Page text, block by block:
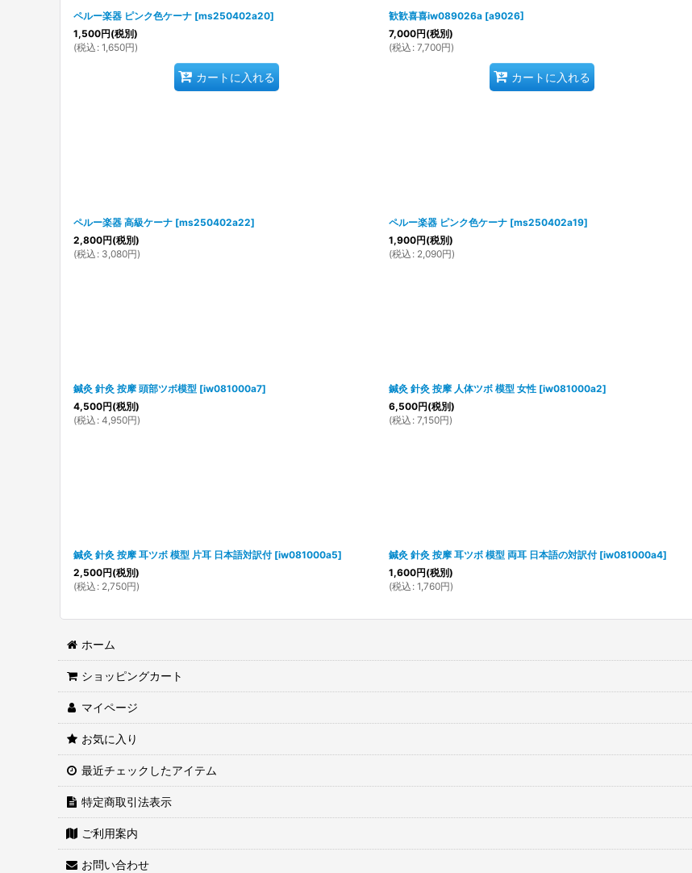
ペルー楽器 ピンク色ケーナ [ms250402a20]
1,500円(税別)
(税込 : 1,650円)
カートに入れる
歓歓喜喜iw089026a [a9026]
7,000円(税別)
(税込 : 7,700円)
カートに入れる
ペルー楽器 高級ケーナ [ms250402a22]
2,800円(税別)
(税込 : 3,080円)
ペルー楽器 ピンク色ケーナ [ms250402a19]
1,900円(税別)
(税込 : 2,090円)
鍼灸 針灸 按摩 頭部ツボ模型 [iw081000a7]
4,500円(税別)
(税込 : 4,950円)
鍼灸 針灸 按摩 人体ツボ 模型 女性 [iw081000a2]
6,500円(税別)
(税込 : 7,150円)
鍼灸 針灸 按摩 耳ツボ 模型 片耳 日本語対訳付 [iw081000a5]
2,500円(税別)
(税込 : 2,750円)
鍼灸 針灸 按摩 耳ツボ 模型 両耳 日本語の対訳付 [iw081000a4]
1,600円(税別)
(税込 : 1,760円)
ホーム
ショッピングカート
マイページ
お気に入り
最近チェックしたアイテム
特定商取引法表示
ご利用案内
お問い合わせ